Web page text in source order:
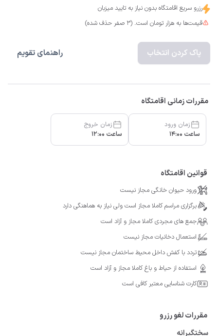
رزرو سریع اقامتگاه بدون نیاز به تایید میزبان
قیمت‌ها به هزار تومان است. (3 صفر حذف شده)
پاک کردن انتخاب راهنمای تقویم
مقررات زمانی اقامتگاه
زمان ورود
ساعت 14:00
زمان خروج
ساعت 12:00
قوانین اقامتگاه
ورود حیوان خانگی مجاز نیست
برگزاری مراسم کاملا مجاز است ولی نیاز به هماهنگی دارد
جمع های مجردی کاملا مجاز و آزاد است
استعمال دخانیات مجاز نیست
تردد با کفش داخل محیط ساختمان مجاز نیست
استفاده از حیاط و باغ کاملا مجاز و آزاد است
کارت شناسایی معتبر کافی است
مقررات لغو رزرو
سختگیرانه